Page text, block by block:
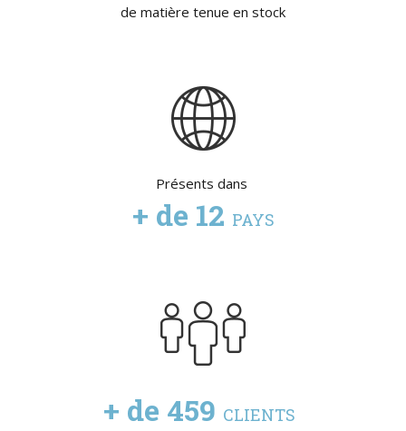
de matière tenue en stock
Présents dans
+ de 15 PAYS
+ de 603 CLIENTS